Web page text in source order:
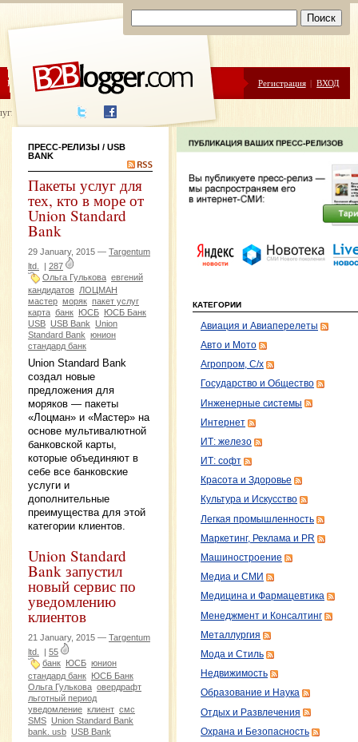
ЦЕНЫ ПОМОЩЬ Регистрация | ВХОД
написания
ПРЕСС-РЕЛИЗЫ / USB
BANK
Пакеты услуг для
тех, кто в море от
Union Standard
Bank
29 January, 2015 — Targentum
ltd.
| 287
Ольга Гулькова евгений
кандидатов ЛОЦМАН
мастер моряк пакет услуг
карта банк ЮСБ ЮСБ Банк
USB USB Bank Union
Standard Bank юнион
стандард банк
Union Standard Bank
создал новые
предложения для
моряков — пакеты
«Лоцман» и «Мастер» на
основе мультивалютной
банковской карты,
которые объединяют в
себе все банковские
услуги и
дополнительные
преимущества для этой
категории клиентов.
Union Standard
Bank запустил
новый сервис по
уведомлению
клиентов
21 January, 2015 — Targentum
ltd.
| 55
банк ЮСБ юнион
стандард банк ЮСБ Банк
Ольга Гулькова овердрафт
льготный период
уведомление клиент смс
SMS Union Standard Bank
bank. usb USB Bank
КАТЕГОРИИ
Авиация и Авиаперелеты
Авто и Мото
Агропром, С/х
Государство и Общество
Инженерные системы
Интернет
ИТ: железо
ИТ: софт
Красота и Здоровье
Культура и Искусство
Легкая промышленность
Маркетинг, Реклама и PR
Машиностроение
Медиа и СМИ
Медицина и Фармацевтика
Менеджмент и Консалтинг
Металлургия
Мода и Стиль
Недвижимость
Образование и Наука
Отдых и Развлечения
Охрана и Безопасность